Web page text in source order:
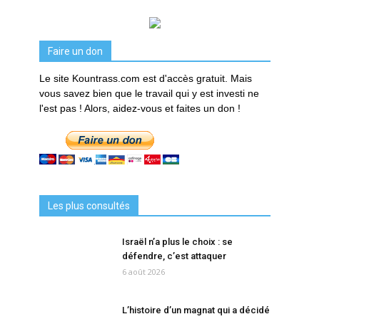
Faire un don
Le site Kountrass.com est d'accès gratuit. Mais
vous savez bien que le travail qui y est investi ne
l'est pas ! Alors, aidez-vous et faites un don !
Les plus consultés
Israël n’a plus le choix : se
défendre, c’est attaquer
6 août 2026
L’histoire d’un magnat qui a décidé